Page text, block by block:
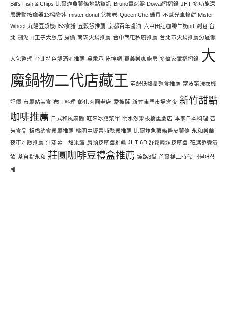
Bill's Fish & Chips 比爾炸魚薯條地點資訊 Bruno電烤盤 Dowai摺摺鍋 JHT 多功能深
層震動按摩器13檔變速 mister donut 兌換卷 Queen Chef鍋具 不貳光車輪餅 Mister
Wheel 九陽豆漿機d53食譜 五穀飯推薦 京都百年醬油 六甲田莊咖啡牛奶ptt 刈包 台
北 劍湖山王子大飯店 房價 南崁火鍋推薦 台中西屯私廚推薦 台北市火鍋推薦分區懶
人包整理 台北特色調酒吧推薦 吳秉承 乾拌麵 嘉義樂咖廚房 多偉家電摺摺鍋 大
魔鍋物二代店藏王 宅配低熱量麵食推薦 富及第洗衣機
評價 市廳站美食 布丁料理 彰化肉圓老店 愛披薩 新竹東門市場宵夜 新竹甜點
咖啡推薦 日式和風麻醬 旺來冰館菜單 明水然樂板橋重慶店 本家日本料理 杏
芳食品 板橋約會餐廳推薦 桃園中壢青埔聚餐推薦 比爾炸魚薯條帶皮薯條 永和樂華
夜市丼飯推薦 汗蒸幕 甜米露 肩頸按摩器推薦 JHT 6D 舒鬆肩頸按摩器 花旗參養氣
飲 茶自點永和 莊園咖啡豆禮盒推薦 鐘路3街 首爾糕三時代 더불어함
께